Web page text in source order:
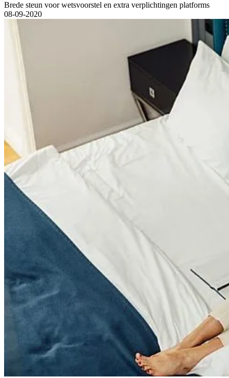
Brede steun voor wetsvoorstel en extra verplichtingen platforms
08-09-2020